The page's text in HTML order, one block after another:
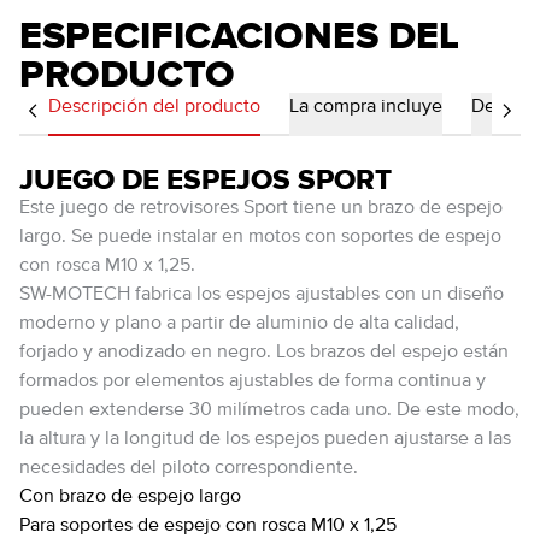
ESPECIFICACIONES DEL
PRODUCTO
Descripción del producto La compra incluye Detalles
JUEGO DE ESPEJOS SPORT
Este juego de retrovisores Sport tiene un brazo de espejo
largo. Se puede instalar en motos con soportes de espejo
con rosca M10 x 1,25.
SW-MOTECH fabrica los espejos ajustables con un diseño
moderno y plano a partir de aluminio de alta calidad,
forjado y anodizado en negro. Los brazos del espejo están
formados por elementos ajustables de forma continua y
pueden extenderse 30 milímetros cada uno. De este modo,
la altura y la longitud de los espejos pueden ajustarse a las
necesidades del piloto correspondiente.
Con brazo de espejo largo
Para soportes de espejo con rosca M10 x 1,25